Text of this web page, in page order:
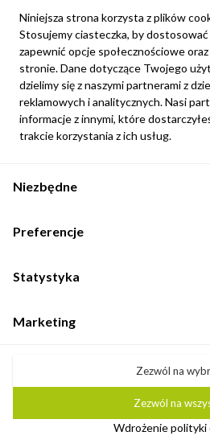
Newsletter
Możesz zrezygnować w każdej chwili. W
szczegóły w naszej informacji prawnej.
internetowego.
Kontakt
Otwarte: 8:00 -16:00
©2026 Minio. Wszelkie
Ustawienia
Niniejsza strona korzysta z plików
Stosujemy ciasteczka, by dostosować
zapewnić opcje społecznościowe
stronie. Dane dotyczące Twojego
dzielimy się z naszymi partnerami z
reklamowych i analitycznych. Nasi
informacje z innymi, które
trakcie korzystania z ich usług.
Niezbędne
Preferencje
Statystyka
Marketing
Wdrożenie polityki
Zezwól na
Zezwól na